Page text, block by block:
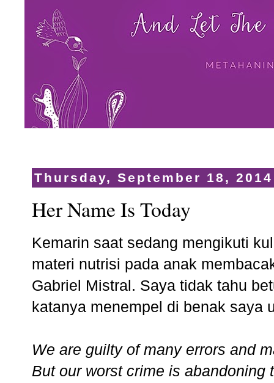
Thursday, September 18, 2014
Her Name Is Today
Kemarin saat sedang mengikuti
materi nutrisi pada anak
Gabriel Mistral. Saya tidak tahu
katanya menempel di benak saya
We are guilty of many errors and
But our worst crime is